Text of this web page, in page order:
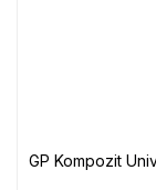
GP Kompozit